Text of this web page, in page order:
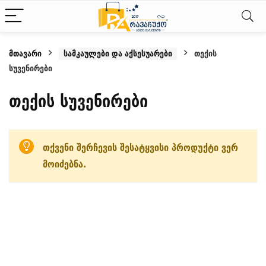
მთავარი სამკაულები და აქსესუარები
თექის
სუვენირები
თექის სუვენირები
თქვენი შერჩევის შესატყვისი პროდუქტი ვერ
მოიძებნა.